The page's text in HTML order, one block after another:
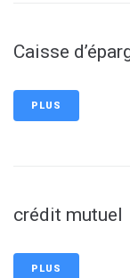
Caisse
PLUS
crédit mutuel
PLUS